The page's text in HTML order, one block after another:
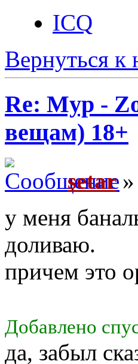
ICQ
Вернуться к
Re: Myp -
вещам) 18+
setar»
у меня
доливаю.
причем это
Добавлено
да, забыл